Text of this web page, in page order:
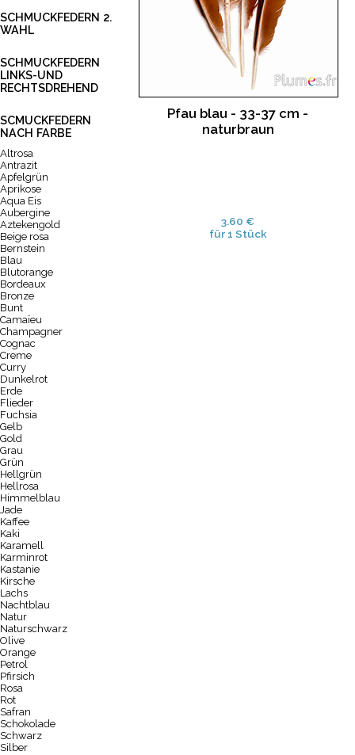
SCHMUCKFEDERN 2.
WAHL
SCHMUCKFEDERN
LINKS-UND
RECHTSDREHEND
SCMUCKFEDERN
NACH FARBE
Altrosa
Antrazit
Apfelgrün
Aprikose
Aqua Eis
Aubergine
Aztekengold
Beige rosa
Bernstein
Blau
Blutorange
Bordeaux
Bronze
Bunt
Camaïeu
Champagner
Cognac
Creme
Curry
Dunkelrot
Erde
Flieder
Fuchsia
Gelb
Gold
Grau
Grün
Hellgrün
Hellrosa
Himmelblau
Jade
Kaffee
Kaki
Karamell
Karminrot
Kastanie
Kirsche
Lachs
Nachtblau
Natur
Naturschwarz
Olive
Orange
Petrol
Pfirsich
Rosa
Rot
Safran
Schokolade
Schwarz
Silber
Pfau blau - 33-37 cm -
naturbraun
3.60 €
für 1 Stück